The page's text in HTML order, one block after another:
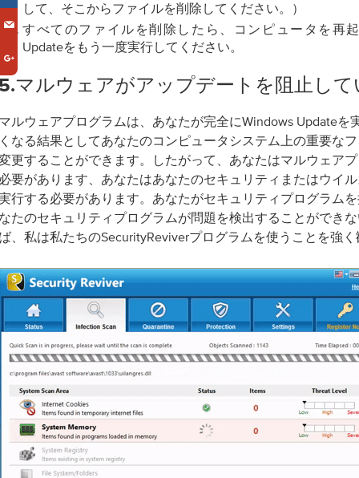
して、そこからファイルを削除してください。）
すべてのファイルを削除したら、コンピュータを再
Updateをもう一度実行してください。
マルウェアがアップデートを阻止して
ルウェアプログラムは、あなたが完全にWindows Updateを
なる結果としてあなたのコンピュータシステム上の重要な
更することができます。したがって、あなたはマルウェア
要があります、あなたはあなたのセキュリティまたはウイ
行する必要があります。あなたがセキュリティプログラム
たのセキュリティプログラムが問題を検出することができ
、私は私たちのSecurityReviverプログラムを使うことを強